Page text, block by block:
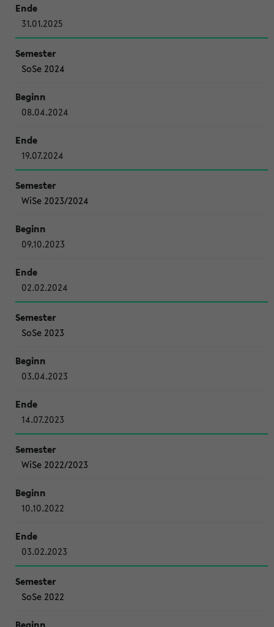
31.01.2025
SoSe 2024
08.04.2024
19.07.2024
WiSe 2023/2024
09.10.2023
02.02.2024
SoSe 2023
03.04.2023
14.07.2023
WiSe 2022/2023
10.10.2022
03.02.2023
SoSe 2022